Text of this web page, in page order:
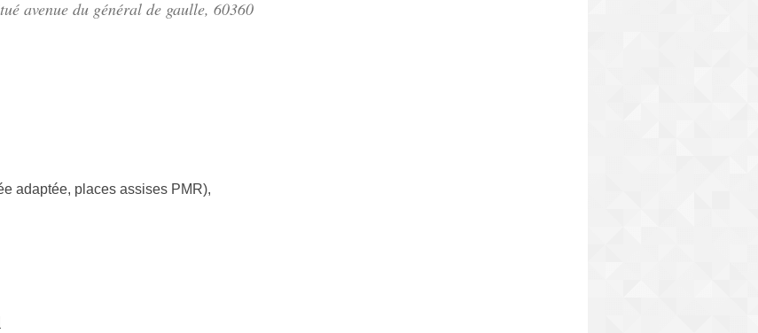
avenue du général de gaulle, 60360
adaptée, places assises PMR),